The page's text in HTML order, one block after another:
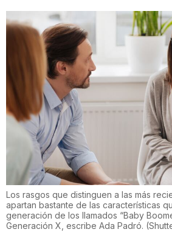
Los rasgos que distinguen a las más
apartan bastante de las características
generación de los llamados “Baby
Generación X, escribe Ada Padró. (